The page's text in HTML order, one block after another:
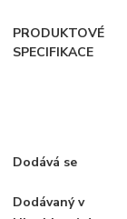
PRODUKTOVÉ
SPECIFIKACE
Dodává se
Dodávaný v